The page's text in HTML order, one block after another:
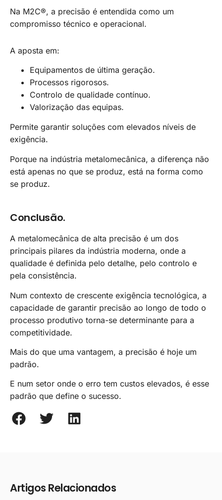
Na M2C®, a precisão é entendida como um
compromisso técnico e operacional.
A aposta em:
Equipamentos de última geração.
Processos rigorosos.
Controlo de qualidade contínuo.
Valorização das equipas.
Permite garantir soluções com elevados níveis de
exigência.
Porque na indústria metalomecânica, a diferença não
está apenas no que se produz, está na forma como
se produz.
Conclusão.
A metalomecânica de alta precisão é um dos
principais pilares da indústria moderna, onde a
qualidade é definida pelo detalhe, pelo controlo e
pela consistência.
Num contexto de crescente exigência tecnológica, a
capacidade de garantir precisão ao longo de todo o
processo produtivo torna-se determinante para a
competitividade.
Mais do que uma vantagem, a precisão é hoje um
padrão.
E num setor onde o erro tem custos elevados, é esse
padrão que define o sucesso.
Artigos Relacionados